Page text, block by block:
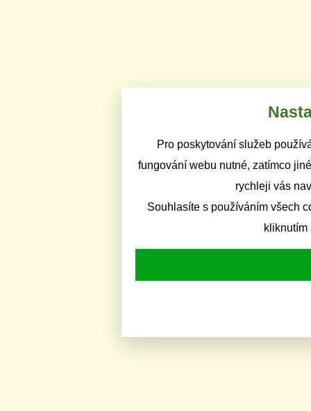
Pro poskytování služeb
fungování webu nutné, zatímco
rychleji vás
Souhlasíte s používáním všech
kliknutím